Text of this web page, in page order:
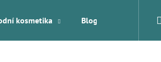
kosmetika Blog